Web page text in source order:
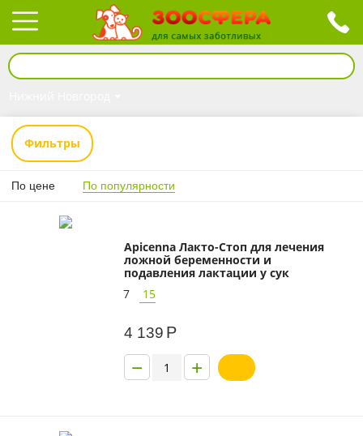
Фильтры
По цене По популярности
Apicenna Лакто-Стоп для лечения
ложной беременности и
подавления лактации у сук
7
15
4 139 Р
+
−